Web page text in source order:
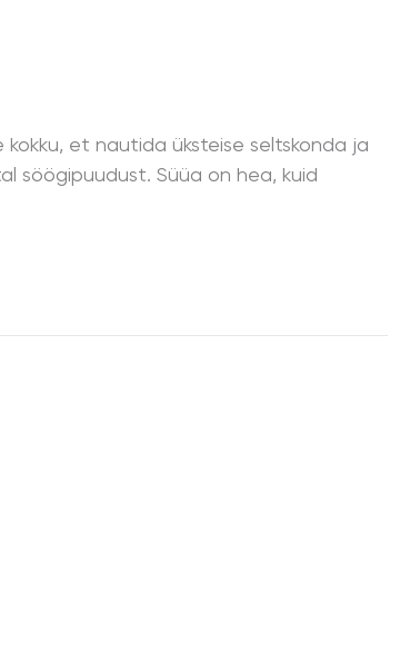
et nautida üksteise seltskonda ja
söögipuudust. Süüa on hea, kuid